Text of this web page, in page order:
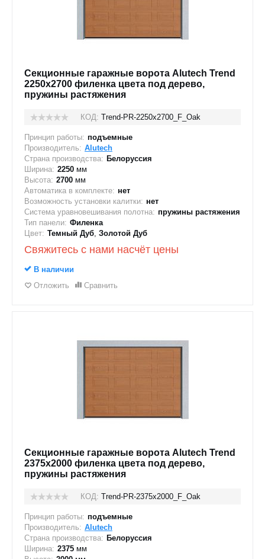
Секционные гаражные ворота Alutech Trend
2250x2700 филенка цвета под дерево,
пружины растяжения
КОД: Trend-PR-2250х2700_F_Oak
Принцип работы: подъемные
Производитель: Alutech
Страна производства: Белоруссия
Ширина: 2250 мм
Высота: 2700 мм
Автоматика в комплекте: нет
Возможность установки калитки: нет
Система уравновешивания полотна: пружины растяжения
Тип панели: Филенка
Цвет: Темный Дуб, Золотой Дуб
Свяжитесь с нами насчёт цены
В наличии
Отложить
Сравнить
Секционные гаражные ворота Alutech Trend
2375x2000 филенка цвета под дерево,
пружины растяжения
КОД: Trend-PR-2375х2000_F_Oak
Принцип работы: подъемные
Производитель: Alutech
Страна производства: Белоруссия
Ширина: 2375 мм